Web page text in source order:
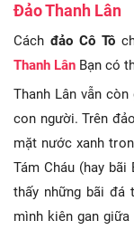
Đảo Thanh Lân
Cáchđảo Cô Tô
Thanh Lân Bạn có
Thanh Lân vẫn
con người. Trên
mặt nước xanh
Tám Cháu (hay bãi
thấy những bãi đá
mình kiên gan